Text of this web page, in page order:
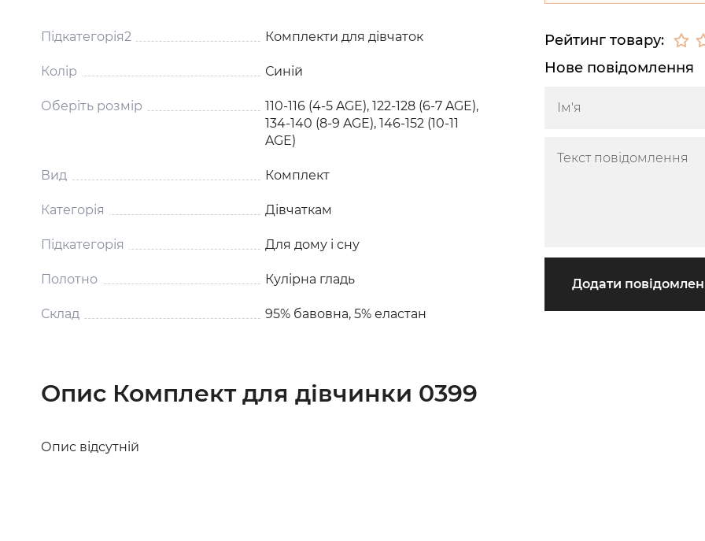
Підкатегорія2 Комплекти для дівчаток
Колір Синій
Оберіть розмір
110-116 (4-5 AGE), 122-128 (6-7 AGE),
134-140 (8-9 AGE), 146-152 (10-11
AGE)
Вид Комплект
Категорія Дівчаткам
Підкатегорія Для дому і сну
Полотно Кулірна гладь
Склад 95% бавовна, 5% еластан
Опис Комплект для дівчинки 0399
Опис відсутній
Рейтинг товару:
Нове повідомлення
Додати